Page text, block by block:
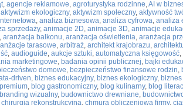
, agencje reklamowe, agroturystyka rodzinne,AI w
aktywizm ekologiczny, aktywizm społeczny, aktywność
, analiza biznesowa, analiza cyfrowa, analiza
sprzedaży, animacje 2D, animacje 3D, animacje
, aranżacja balkonu, aranżacja oświetlenia, aranżacja
tarasowe, arbitraż, architekt krajobrazu,
, audioguide, aukcje sztuki, automatyczna księgowość,
marketingowe, badania opinii publicznej, bajki
domowe, bezpieczeństwo finansowe rodzin,
driven, biznes edukacyjny, biznes ekologiczny,
, blog gastronomiczny, blog kulinarny, blog
branding wizualny, budownictwo drewniane,
chirurgia rekonstrukcyjna, chmura obliczeniowa firmy,